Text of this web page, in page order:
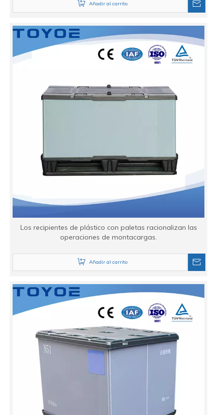
Añadir al carrito
Los recipientes de plástico con paletas racionalizan las
operaciones de montacargas.
Añadir al carrito